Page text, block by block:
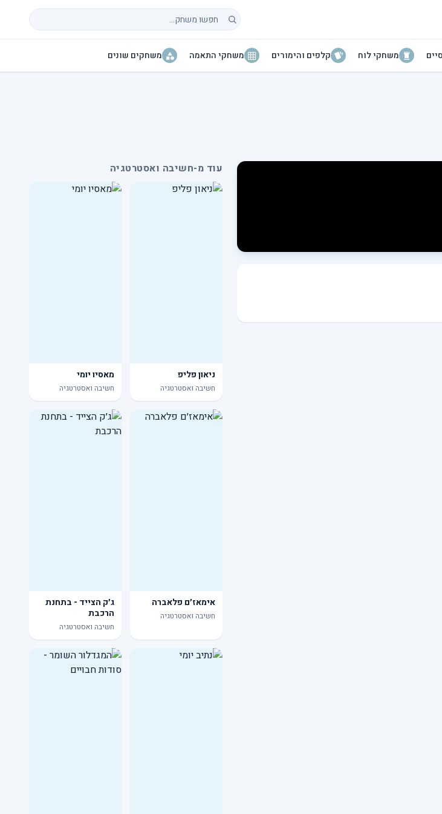
חיפוש משחקים
משחקי לוח קלפים והימורים משחקי התאמה משחקים שונים
עוד מ-חשיבה ואסטרטגיה
ניאון פליפ
חשיבה ואסטרטגיה
מאסיו יומי
חשיבה ואסטרטגיה
אימאז׳ם פלאברה
חשיבה ואסטרטגיה
ג׳ק הצייד - בתחנת
הרכבת
חשיבה ואסטרטגיה